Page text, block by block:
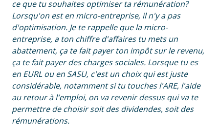
ce que tu souhaites optimiser ta rémunération?
Lorsqu'on est en micro-entreprise, il n'y a pas
d'optimisation. Je te rappelle que la micro-
entreprise, a ton chiffre d'affaires tu mets un
abattement, ça te fait payer ton impôt sur le revenu,
ça te fait payer des charges sociales. Lorsque tu es
en EURL ou en SASU, c'est un choix qui est juste
considérable, notamment si tu touches l'ARE, l'aide
au retour à l'emploi, on va revenir dessus qui va te
permettre de choisir soit des dividendes, soit des
rémunérations.